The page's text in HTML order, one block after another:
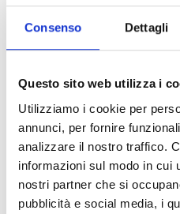
Consenso Dettagli
Questo sito web utilizza i
Utilizziamo i cookie per
annunci, per fornire
analizzare il nostro traffico.
informazioni sul modo in cui
nostri partner che si
pubblicità e social media, i
concluso l’intervento di
cucinadove sono
del nuovo laboratorio
ha ultimato i lavori di
ampliamento (blocco D)
una grande sala da pranzo
aule di didattica. Non
e servizi igienici, aree di
sistemazione stoviglie.